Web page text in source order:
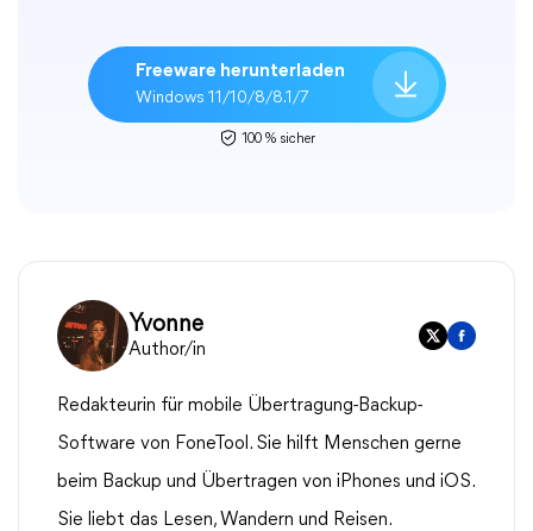
Freeware herunterladen
Windows 11/10/8/8.1/7
100 % sicher
Yvonne
Author/in
Redakteurin für mobile Übertragung-Backup-
Software von FoneTool. Sie hilft Menschen gerne
beim Backup und Übertragen von iPhones und iOS.
Sie liebt das Lesen, Wandern und Reisen.